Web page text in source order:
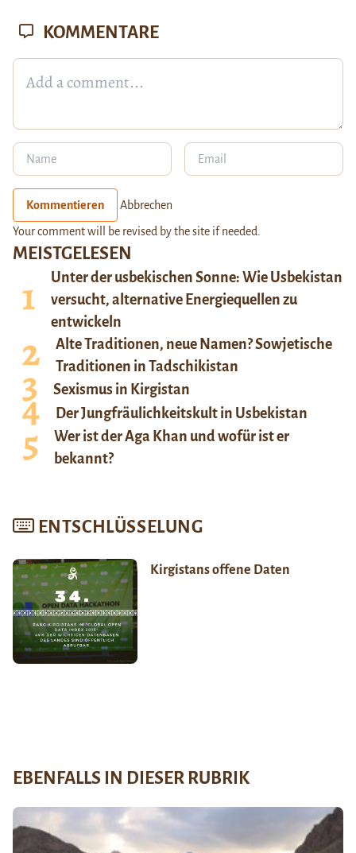
MEISTGELESEN
Unter der usbekischen Sonne: Wie Usbekistan
versucht, alternative Energiequellen zu
entwickeln
Alte Traditionen, neue Namen? Sowjetische
Traditionen in Tadschikistan
Sexismus in Kirgistan
Der Jungfräulichkeitskult in Usbekistan
Wer ist der Aga Khan und wofür ist er
bekannt?
ENTSCHLÜSSELUNG
Kirgistans offene Daten
KOMMENTARE
Kommentieren Abbrechen
Your comment will be revised by the site if needed.
EBENFALLS IN DIESER RUBRIK